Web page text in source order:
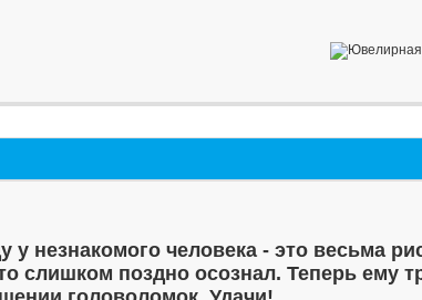
у незнакомого человека - это весьма
слишком поздно осознал. Теперь ему